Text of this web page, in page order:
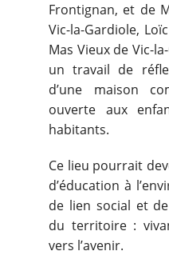
Frontignan, et de
Vic-la-Gardiole,
Mas Vieux de Vic-
un travail de
d’une maison
ouverte aux
habitants.
Ce lieu pourrait
d’éducation à
de lien social et
du territoire :
vers l’avenir.